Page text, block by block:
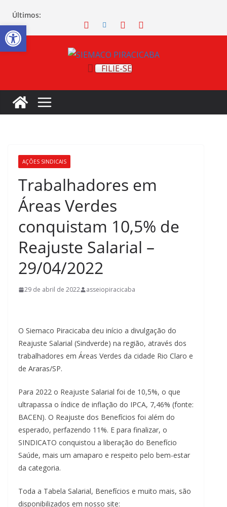
Abrir a barra de ferramentas
Últimos:
FILIE-SE
AÇÕES SINDICAIS
Trabalhadores em
Áreas Verdes
conquistam 10,5% de
Reajuste Salarial –
29/04/2022
29 de abril de 2022 asseiopiracicaba
O Siemaco Piracicaba deu início a divulgação do
Reajuste Salarial (Sindverde) na região, através dos
trabalhadores em Áreas Verdes da cidade Rio Claro e
de Araras/SP.
Para 2022 o Reajuste Salarial foi de 10,5%, o que
ultrapassa o índice de inflação do IPCA, 7,46% (fonte:
BACEN). O Reajuste dos Benefícios foi além do
esperado, perfazendo 11%. E para finalizar, o
SINDICATO conquistou a liberação do Benefício
Saúde, mais um amaparo e respeito pelo bem-estar
da categoria.
Toda a Tabela Salarial, Benefícios e muito mais, são
disponibilizados em nosso site: